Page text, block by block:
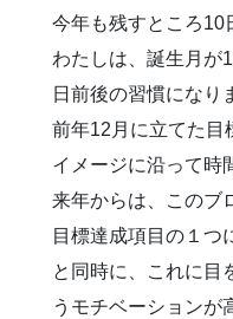
今年も残すところ10
わたしは、誕生月が
日前後の習慣になり
前年12月に立てた目
イメージに沿って時
来年からは、このブ
目標達成項目の１つ
と同時に、これに目
うモチベーションが